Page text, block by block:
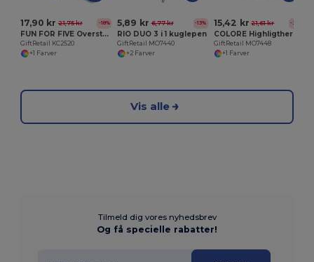
17,90 kr 21,75 kr -18%
FUN FOR FIVE Overstregningstusher 6 styk
GiftRetail KC2520
+1 Farver
5,89 kr 6,77 kr -13%
RIO DUO 3 i 1 kuglepen
GiftRetail MO7440
+2 Farver
15,42 kr 21,61 kr -29%
GiftRetail MO7448
+1 Farver
Vis alle
Tilmeld dig vores nyhedsbrev
Og få specielle rabatter!